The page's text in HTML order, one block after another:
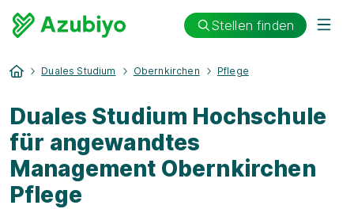
Stellen finden
Duales Studium Obernkirchen Pflege
Duales Studium Hochschule
für angewandtes
Management Obernkirchen
Pflege